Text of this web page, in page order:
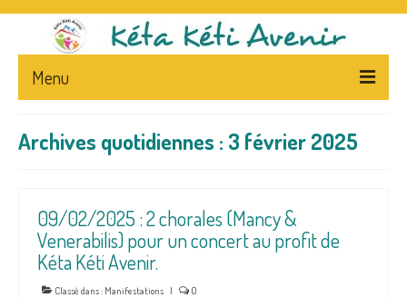
Menu
STATUTS – FLYERS
LA PRESSE ET L’ASSOCIATION
Archives quotidiennes : 3 février 2025
09/02/2025 : 2 chorales (Mancy &
Venerabilis) pour un concert au profit de
Kéta Kéti Avenir.
Classé dans : Manifestations | 0